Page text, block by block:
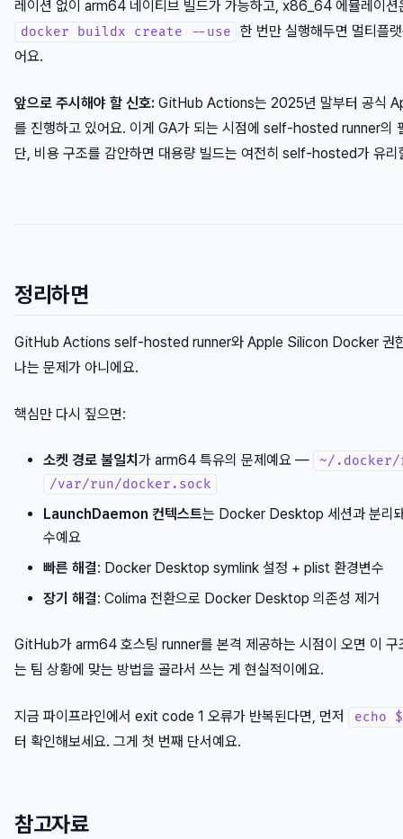
레이션 없이 arm64 네이티브 빌드가 가능하고, x86_64 에뮬레이
docker buildx create --use
한 번만 실행해두면 멀티플
어요.
앞으로 주시해야 할 신호: GitHub Actions는 2025년 말부터 공식
를 진행하고 있어요. 이게 GA가 되는 시점에 self-hosted runner의
단, 비용 구조를 감안하면 대용량 빌드는 여전히 self-hosted가 유리
정리하면
GitHub Actions self-hosted runner와 Apple Silicon Docker 권한
나는 문제가 아니에요.
핵심만 다시 짚으면:
소켓 경로 불일치 가 arm64 특유의 문제예요 —
~/.docker/
/var/run/docker.sock
LaunchDaemon 컨텍스트는 Docker Desktop 세션과 분리
수예요
빠른 해결: Docker Desktop symlink 설정 + plist 환경변수
장기 해결: Colima 전환으로 Docker Desktop 의존성 제거
GitHub가 arm64 호스팅 runner를 본격 제공하는 시점이 오면 이 구
는 팀 상황에 맞는 방법을 골라서 쓰는 게 현실적이에요.
지금 파이프라인에서 exit code 1 오류가 반복된다면, 먼저 echo
터 확인해보세요. 그게 첫 번째 단서예요.
참고자료